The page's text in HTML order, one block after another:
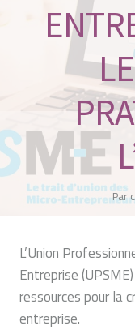
Par
L’Union
Entreprise
ressources pour la
entreprise.